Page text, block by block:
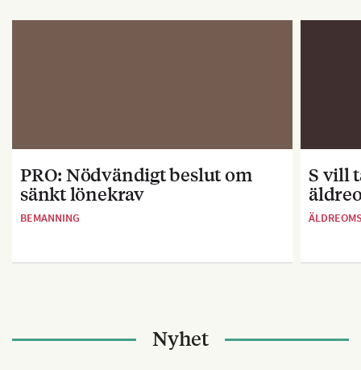
PRO: Nödvändigt beslut om
sänkt lönekrav
BEMANNING
S vill
Nyhet